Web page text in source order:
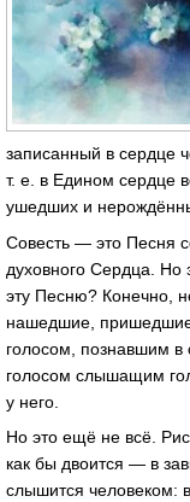
записанный в сердце
т. е. в Едином сердце
ушедших и
Совесть — это Песня
духовного Сердца. Но
эту Песню? Конечно,
нашедшие,
голосом, познавшим
голосом слышащим
у него.
Но это ещё не всё.
как бы двоится — в
слышится человеком: